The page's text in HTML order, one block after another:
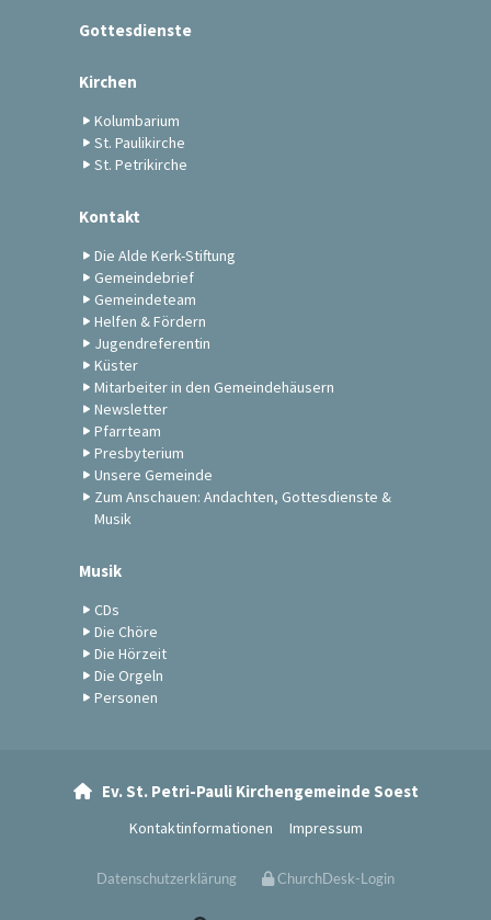
Gottesdienste
Kirchen
Kolumbarium
St. Paulikirche
St. Petrikirche
Kontakt
Die Alde Kerk-Stiftung
Gemeindebrief
Gemeindeteam
Helfen & Fördern
Jugendreferentin
Küster
Mitarbeiter in den Gemeindehäusern
Newsletter
Pfarrteam
Presbyterium
Unsere Gemeinde
Zum Anschauen: Andachten, Gottesdienste &
Musik
Musik
CDs
Die Chöre
Die Hörzeit
Die Orgeln
Personen
Ev. St. Petri-Pauli Kirchengemeinde Soest
Kontaktinformationen Impressum
Datenschutzerklärung ChurchDesk-Login